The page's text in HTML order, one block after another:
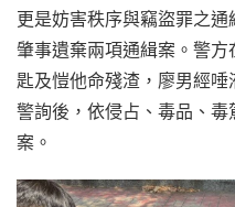
更是妨害秩序與竊盜罪之
肇事遺棄兩項通緝案。警
匙及愷他命殘渣，廖男經
警詢後，依侵占、毒品、
案。